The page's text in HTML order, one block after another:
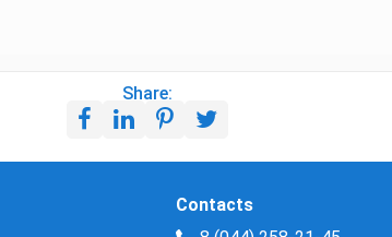
Share:
Contacts